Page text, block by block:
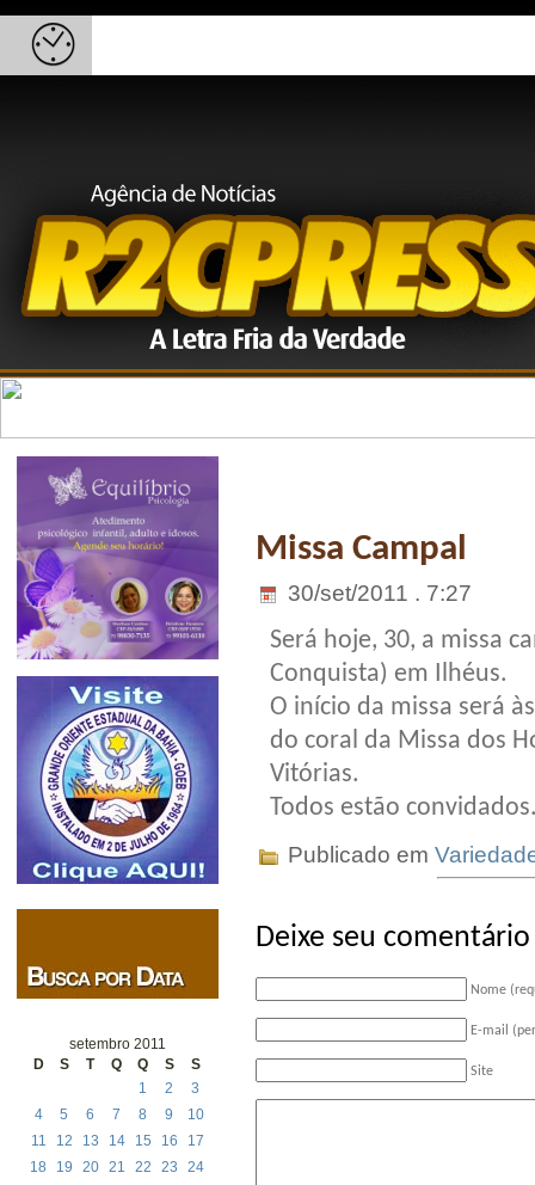
setembro 2011
D
S T Q Q S
S
1
2
3
4
5 6 7 8 9
10
11
12 13 14 15 16
17
18
19 20 21 22 23
24
Missa Campal
30/set/2011 . 7:27
Será hoje, 30, a missa
Conquista) em Ilhéus.
O início da missa será
do coral da Missa dos
Vitórias.
Todos estão
Publicado em
Deixe seu comentário
Nome
E-mail
Site